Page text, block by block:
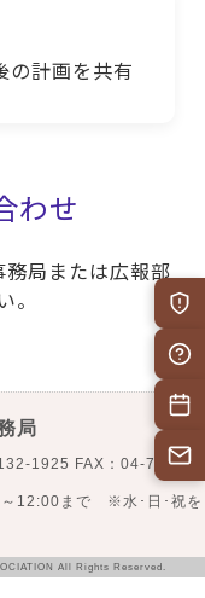
の計画を共有
わせ
局または広報部
。
局
1925 FAX：04-7132-
～12:00まで ※水･日･祝を
All Rights Reserved.